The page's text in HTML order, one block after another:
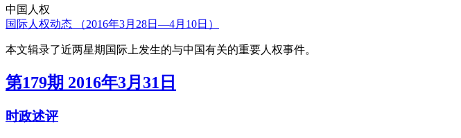
中国人权
国际人权动态 （2016年3月28日—4月10日）
本文辑录了近两星期国际上发生的与中国有关的重要人权事件。
第179期 2016年3月31日
时政述评